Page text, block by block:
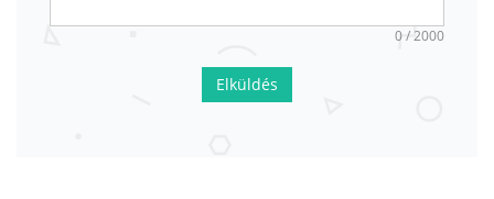
0 / 2000
Elküldés